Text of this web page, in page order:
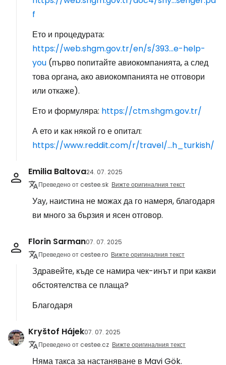
f
Ето и процедурата:
https://web.shgm.gov.tr/en/s/393...e-help-
you (първо попитайте авиокомпанията, а след
това органа, ако авиокомпанията не отговори
или откаже).
Ето и формуляра: https://ctm.shgm.gov.tr/
А ето и как някой го е опитал:
https://www.reddit.com/r/travel/...h_turkish/
Emilia Baltova24. 07. 2025
Преведено от cestee.sk Вижте оригиналния текст
Уау, наистина не можах да го намеря, благодаря
ви много за бързия и ясен отговор.
Florin Sarman07. 07. 2025
Преведено от cestee.ro Вижте оригиналния текст
Здравейте, къде се намира чек-инът и при какви
обстоятелства се плаща?
Благодаря
Kryštof Hájek07. 07. 2025
Преведено от cestee.cz Вижте оригиналния текст
Няма такса за настаняване в Mavi Gök.